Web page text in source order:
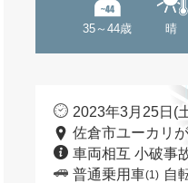
35～44歳 晴
2023年3月25日(
佐倉市ユーカリ
車両相互 小破事
普通乗用車(1) 自